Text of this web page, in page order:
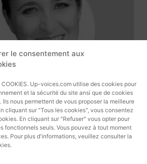
le consentement aux
COOKIES. Up-voices.com utilise des cookies pour
et la sécurité du site ansi que de cookies
nous permettent de vous proposer la meilleure
cliquant sur "Tous les cookies", vous consentez
En cliquant sur "Refuser" vous opter pour
fonctionnels seuls. Vous pouvez à tout moment
Pour plus d'informations, veuillez consulter la
19154 Voix Off Allemande